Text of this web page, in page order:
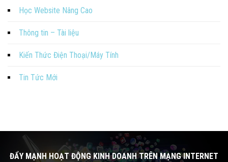
Học Website Nâng Cao
Thông tin – Tài liệu
Kiến Thức Điện Thoại/Máy Tính
Tin Tức Mới
ĐẨY MẠNH HOẠT ĐỘNG KINH DOANH TRÊN MẠNG INTERNET